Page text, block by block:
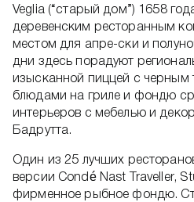
Veglia (“старый дом”) 1658
деревенским ресторанным
местом для апре-ски и
дни здесь порадуют
изысканной пиццей с
блюдами на гриле и фондю
интерьеров с мебелью и
Бадрутта.
Один из 25 лучших
версии Condé Nast Traveller,
фирменное рыбное фондю.